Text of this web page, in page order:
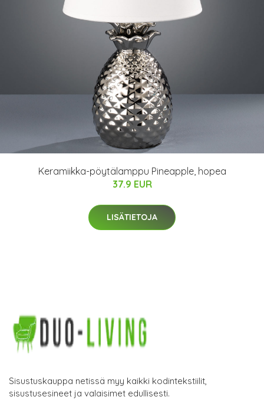
Keramiikka-pöytälamppu Pineapple, hopea
37.9 EUR
LISÄTIETOJA
Sisustuskauppa netissä myy kaikki kodintekstiilit,
sisustusesineet ja valaisimet edullisesti.